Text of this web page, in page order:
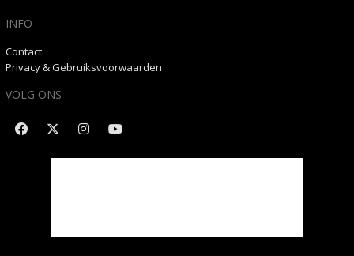
INFO
Contact
Privacy & Gebruiksvoorwaarden
VOLG ONS